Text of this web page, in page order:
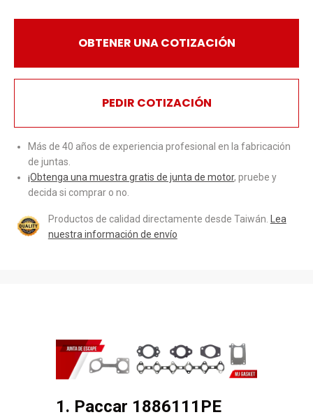
OBTENER UNA COTIZACIÓN
PEDIR COTIZACIÓN
Más de 40 años de experiencia profesional en la fabricación
de juntas.
¡Obtenga una muestra gratis de junta de motor, pruebe y
decida si comprar o no.
Productos de calidad directamente desde Taiwán.
Lea
nuestra información de envío
1. Paccar 1886111PE